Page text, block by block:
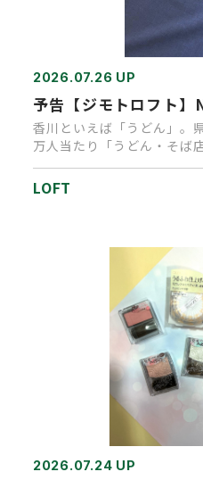
2026.07.26 UP
予告【ジモトロフト
香川といえば「うどん」。
万人当たり「うどん・そば
LOFT
2026.07.24 UP